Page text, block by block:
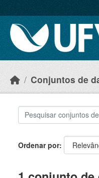
Conjuntos de
Ordenar por